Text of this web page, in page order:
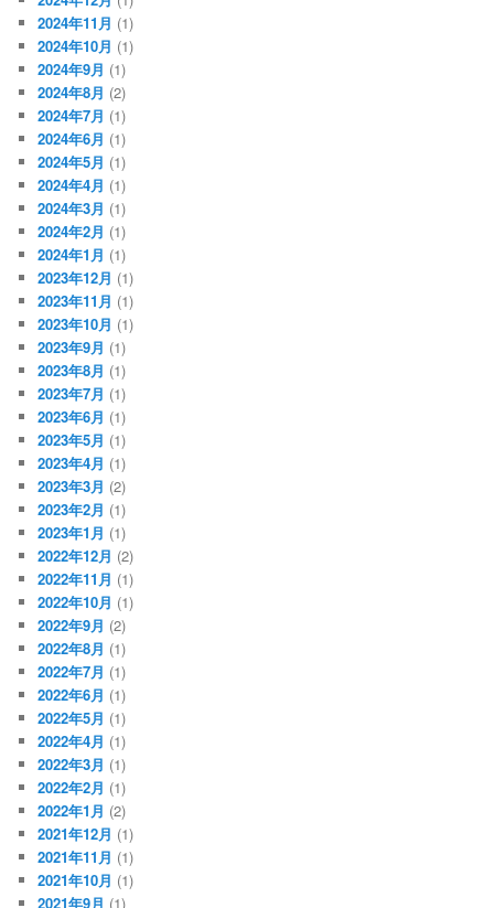
2024年11月 (1)
2024年10月 (1)
2024年9月 (1)
2024年8月 (2)
2024年7月 (1)
2024年6月 (1)
2024年5月 (1)
2024年4月 (1)
2024年3月 (1)
2024年2月 (1)
2024年1月 (1)
2023年12月 (1)
2023年11月 (1)
2023年10月 (1)
2023年9月 (1)
2023年8月 (1)
2023年7月 (1)
2023年6月 (1)
2023年5月 (1)
2023年4月 (1)
2023年3月 (2)
2023年2月 (1)
2023年1月 (1)
2022年12月 (2)
2022年11月 (1)
2022年10月 (1)
2022年9月 (2)
2022年8月 (1)
2022年7月 (1)
2022年6月 (1)
2022年5月 (1)
2022年4月 (1)
2022年3月 (1)
2022年2月 (1)
2022年1月 (2)
2021年12月 (1)
2021年11月 (1)
2021年10月 (1)
2021年9月 (1)